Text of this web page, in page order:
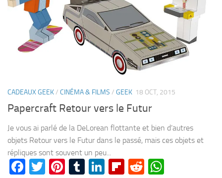
CADEAUX GEEK/ CINÉMA & FILMS / GEEK 18 OCT, 2015
Papercraft Retour vers le Futur
Je vous ai parlé de la DeLorean flottante et bien d’autres
objets Retour vers le Futur dans le passé, mais ces objets et
répliques sont souvent un peu...
Facebook
Twitter
Pinterest
Tumblr
LinkedIn
Flipboard
Reddit